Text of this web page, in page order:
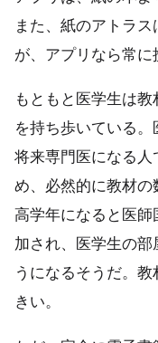
また、紙のアトラ
が、アプリなら常に
もともと医学生は
を持ち歩いている。
将来専門医になる
め、必然的に教材の
高学年になると医
加され、医学生の
うになるそうだ。
きい。